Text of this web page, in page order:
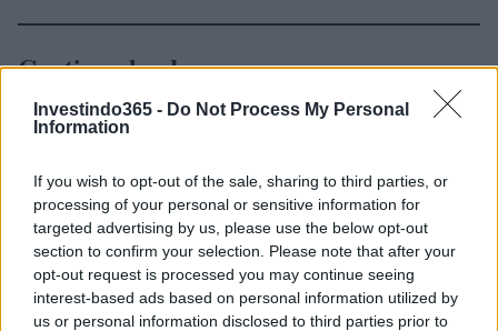
Investindo365 - Do Not Process My Personal
Information
If you wish to opt-out of the sale, sharing to third parties, or
processing of your personal or sensitive information for
targeted advertising by us, please use the below opt-out
section to confirm your selection. Please note that after your
opt-out request is processed you may continue seeing
interest-based ads based on personal information utilized by
us or personal information disclosed to third parties prior to
Continue lendo
FINANÇA